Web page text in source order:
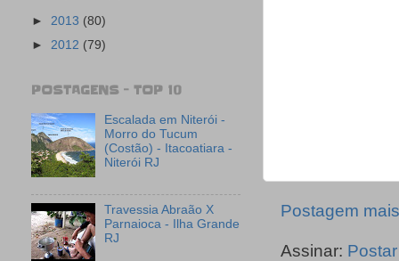
Postagem
Assinar:
► 2013 (80)
► 2012 (79)
POSTAGENS - TOP 10
Escalada em Niterói -
Morro do Tucum
(Costão) - Itacoatiara -
Niterói RJ
Travessia Abraão X
Parnaioca - Ilha Grande
RJ